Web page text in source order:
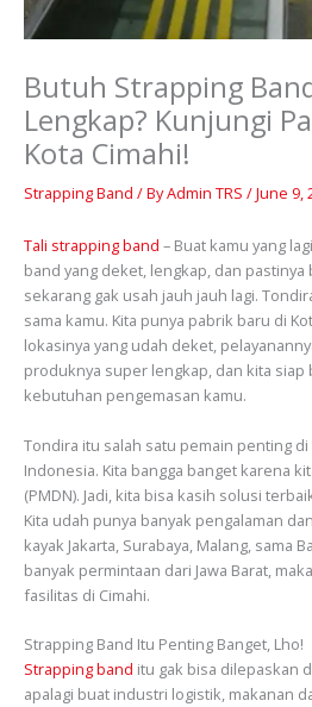
Butuh Strapping
Lengkap? Kunjungi
Kota Cimahi!
Strapping Band / ByAdmin TRS /June 9,
Tali strapping band – Buat kamu yang
band yang deket, lengkap, dan
sekarang gak usah jauh jauh lagi.
sama kamu. Kita punya pabrik baru di
lokasinya yang udah deket,
produknya super lengkap, dan kita siap
kebutuhan pengemasan kamu.
Tondira itu salah satu pemain penting
Indonesia. Kita bangga banget karena
(PMDN). Jadi, kita bisa kasih solusi
Kita udah punya banyak pengalaman
kayak Jakarta, Surabaya, Malang, sama
banyak permintaan dari Jawa Barat,
fasilitas di Cimahi.
Strapping Band Itu Penting Banget, Lho!
Strapping band itu gak bisa dilepaskan
apalagi buat industri logistik, makanan